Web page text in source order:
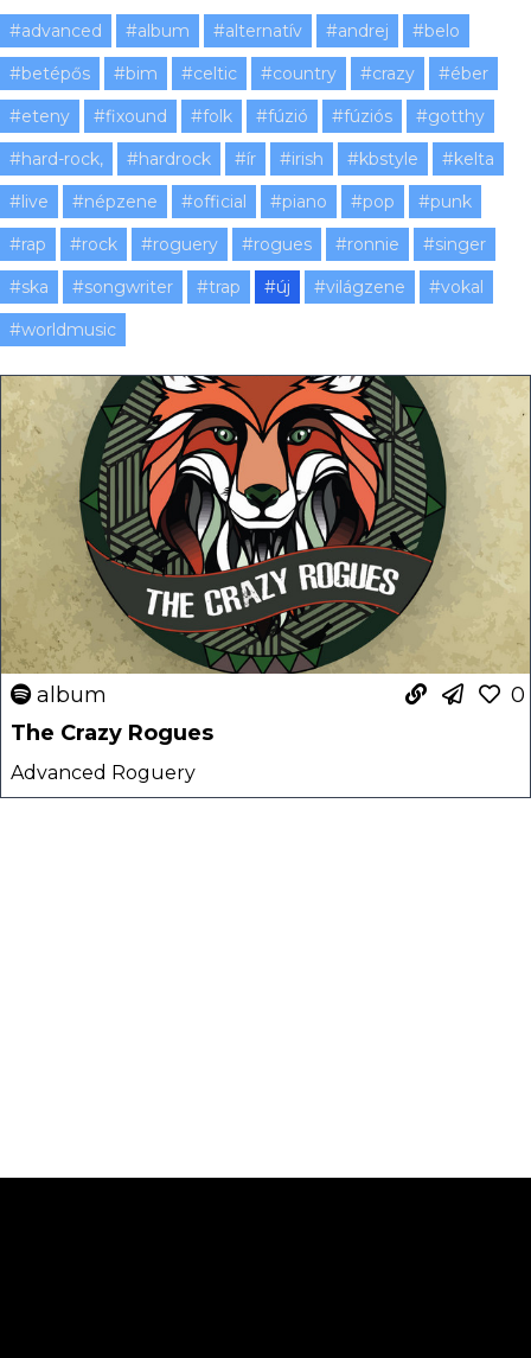
#advanced #album #alternatív #andrej
#belo
#betépős
#bim #celtic #country #crazy
#éber
#eteny
#fixound #folk #fúzió #fúziós
#gotthy
#hard-rock,
#hardrock #ír #irish #kbstyle
#kelta
#live
#népzene #official #piano #pop
#punk
#rap
#rock #roguery #rogues #ronnie
#singer
#ska
#songwriter #trap #új #világzene
#vokal
#worldmusic
album
0
The Crazy Rogues
Advanced Roguery